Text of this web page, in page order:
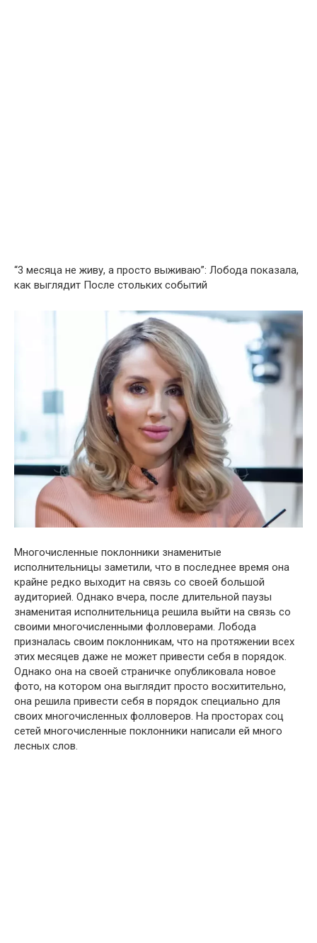
“3 месяца не живу, а просто выживаю”: Лобода показала,
как выглядит После стольких событий
Многочисленные поклонники знаменитые
исполнительницы заметили, что в последнее время она
крайне редко выходит на связь со своей большой
аудиторией. Однако вчера, после длительной паузы
знаменитая исполнительница решила выйти на связь со
своими многочисленными фолловерами. Лобода
призналась своим поклонникам, что на протяжении всех
этих месяцев даже не может привести себя в порядок.
Однако она на своей страничке опубликовала новое
фото, на котором она выглядит просто восхитительно,
она решила привести себя в порядок специально для
своих многочисленных фолловеров. На просторах соц
сетей многочисленные поклонники написали ей много
лесных слов.